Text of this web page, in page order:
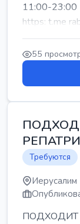
11:00-23:00
https: t.me
55
Требуются
Иерусалим
ПОДХОДИТ